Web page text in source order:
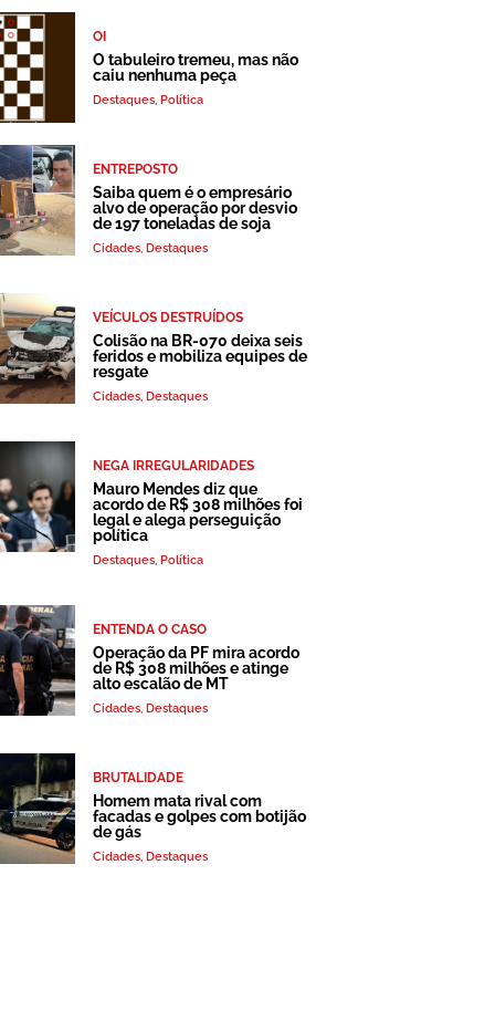
OI
O tabuleiro tremeu, mas não
caiu nenhuma peça
Destaques, Política
ENTREPOSTO
Saiba quem é o empresário
alvo de operação por desvio
de 197 toneladas de soja
Cidades, Destaques
VEÍCULOS DESTRUÍDOS
Colisão na BR-070 deixa seis
feridos e mobiliza equipes de
resgate
Cidades, Destaques
NEGA IRREGULARIDADES
Mauro Mendes diz que
acordo de R$ 308 milhões foi
legal e alega perseguição
política
Destaques, Política
ENTENDA O CASO
Operação da PF mira acordo
de R$ 308 milhões e atinge
alto escalão de MT
Cidades, Destaques
BRUTALIDADE
Homem mata rival com
facadas e golpes com botijão
de gás
Cidades, Destaques